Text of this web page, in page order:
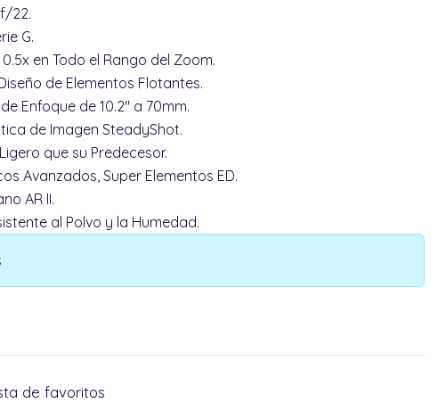
22.
G.
en Todo el Rango del Zoom.
de Elementos Flotantes.
Enfoque de 10.2" a 70mm.
de Imagen SteadyShot.
que su Predecesor.
Avanzados, Super Elementos ED.
AR II.
al Polvo y la Humedad.
de favoritos